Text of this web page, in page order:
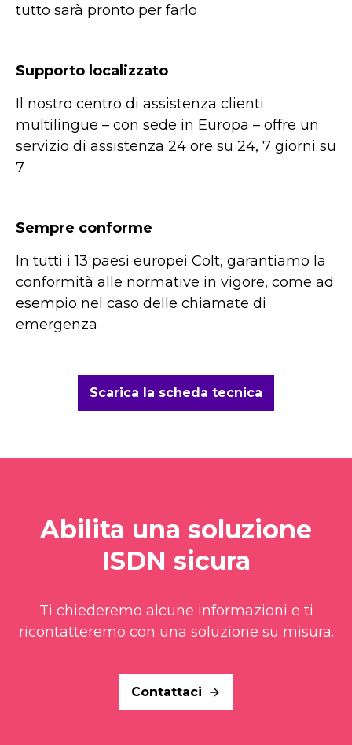
tutto sarà pronto per farlo
Supporto localizzato
Il nostro centro di assistenza clienti
multilingue – con sede in Europa – offre un
servizio di assistenza 24 ore su 24, 7 giorni su
7
Sempre conforme
In tutti i 13 paesi europei Colt, garantiamo la
conformità alle normative in vigore, come ad
esempio nel caso delle chiamate di
emergenza
Scarica la scheda tecnica
Abilita una soluzione
ISDN sicura
Ti chiederemo alcune informazioni e ti
ricontatteremo con una soluzione su misura.
Contattaci